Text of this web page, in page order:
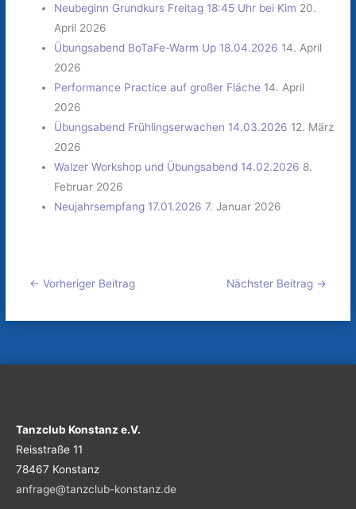
Neubeginn Grundkurs Freitag 18:45 Uhr bei Kim 20.
April 2026
Übungsabend BoTaFe-Warm Up 18.04.2026 14. April
2026
Performance Practice auf großer Fläche 14. April
2026
Übungsabend Frühlingserwachen 14.03.2026 12. März
2026
Walzer Workshop und Übungsabend 14.02.2026 8.
Februar 2026
Neujahrsempfang 17.01.2026 7. Januar 2026
← Vorheriger Beitrag Nächster Beitrag →
Tanzclub Konstanz e.V.
Reisstraße 11
78467 Konstanz
anfrage@tanzclub-konstanz.de